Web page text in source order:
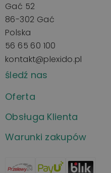
Gać 52
86-302 Gać
Polska
56 65 60 100
kontakt@plexido.pl
śledź nas
Oferta
Obsługa Klienta
Warunki zakupów